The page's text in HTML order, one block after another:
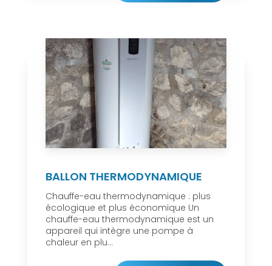
BALLON THERMODYNAMIQUE
Chauffe-eau thermodynamique : plus
écologique et plus économique Un
chauffe-eau thermodynamique est un
appareil qui intègre une pompe à
chaleur en plu...